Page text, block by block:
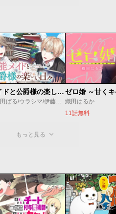
万能メイドと公爵様の楽しい日々
佐倉涼/内田ぱる/ウラシマ/伊藤テリヤキ 織田はるか
11話無料
もっと見る